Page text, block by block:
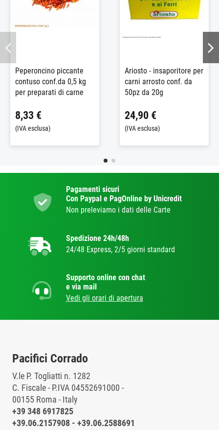
Peperoncino piccante
contuso conf.da 0,5 kg
per preparati di carne
8,33 €
(IVA esclusa)
Ariosto - insaporitore per
carni arrosto conf. da
50pz da 20g
24,90 €
(IVA esclusa)
Pagamenti sicuri
Con Paypal e PagOnline by Unicredit
Non preleviamo i dati delle Carte
Spedizione 24h/48h
24/48 Express, 2/5 giorni standard
Supporto online con chat
e via mail
Vedi gli orari di apertura
Pacifici Corrado
V.le P. Togliatti n. 1282
C. Fiscale - P.IVA 04552691000 -
00155 Roma - Italy
+39 348 6917825
+39.06.2157908 - +39.06.2588691